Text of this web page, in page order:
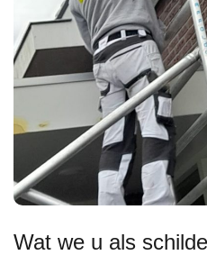
Wat we u als